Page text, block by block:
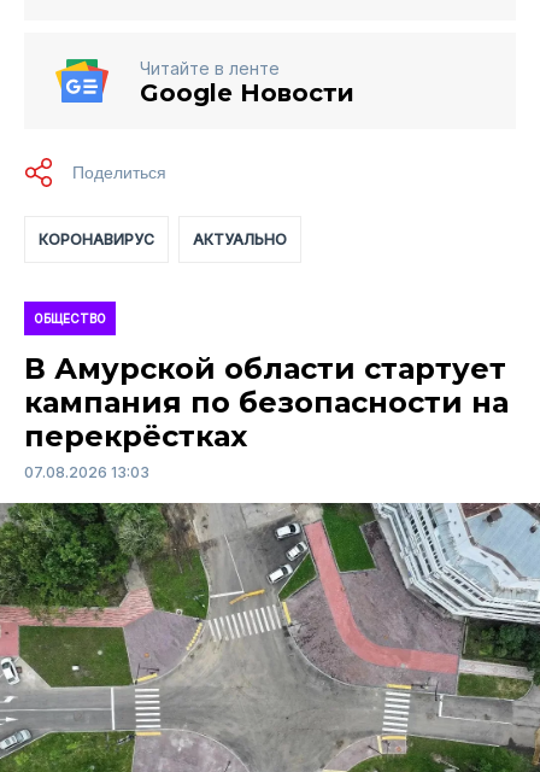
Читайте в ленте
Google Новости
КОРОНАВИРУС АКТУАЛЬНО
ОБЩЕСТВО
В Амурской области стартует
кампания по безопасности на
перекрёстках
07.08.2026 13:03